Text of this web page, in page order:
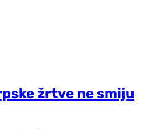
žrtve ne smiju